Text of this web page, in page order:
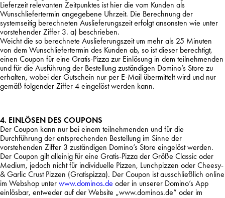
Lieferzeit relevanten Zeitpunktes ist hier die vom Kunden als
Wunschliefertermin angegebene Uhrzeit. Die Berechnung der
systemseitig berechneten Auslieferungszeit erfolgt ansonsten wie unter
vorstehender Ziffer 3. a) beschrieben.
Weicht die so berechnete Auslieferungszeit um mehr als 25 Minuten
von dem Wunschliefertermin des Kunden ab, so ist dieser berechtigt,
einen Coupon für eine Gratis-Pizza zur Einlösung in dem teilnehmenden
und für die Ausführung der Bestellung zuständigen Domino’s Store zu
erhalten, wobei der Gutschein nur per E-Mail übermittelt wird und nur
gemäß folgender Ziffer 4 eingelöst werden kann.
4. EINLÖSEN DES COUPONS
Der Coupon kann nur bei einem teilnehmenden und für die
Durchführung der entsprechenden Bestellung im Sinne der
vorstehenden Ziffer 3 zuständigen Domino’s Store eingelöst werden.
Der Coupon gilt alleinig für eine Gratis-Pizza der Größe Classic oder
Medium, jedoch nicht für individuelle Pizzen, Lunchpizzen oder Cheesy-
& Garlic Crust Pizzen (Gratispizza). Der Coupon ist ausschließlich online
im Webshop unter www.dominos.de oder in unserer Domino’s App
einlösbar, entweder auf der Website „www.dominos.de“ oder im